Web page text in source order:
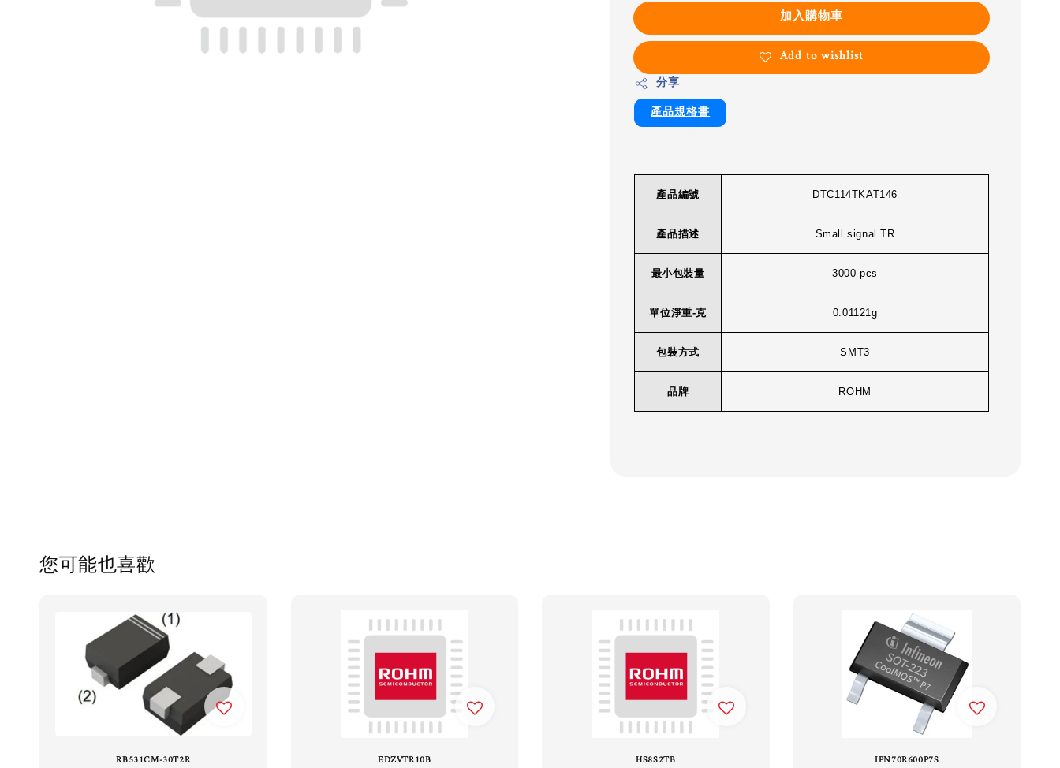
加入購物車
Add to wishlist
分享
產品規格書
產品編號 DTC114TKAT146
產品描述 Small signal TR
最小包裝量 3000 pcs
單位淨重-克 0.01121g
包裝方式 SMT3
品牌 ROHM
您可能也喜歡
RB531CM-30T2R EDZVTR10B HS8S2TB IPN70R600P7S